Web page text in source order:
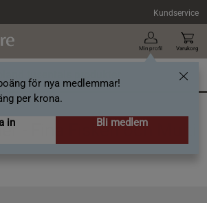
Kundservice
Min profil
för nya medlemmar!
per krona.
in
Bli medlem
Varukorg
- Fina Fisken och Multi